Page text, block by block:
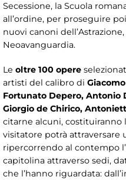
Secessione, la Scuola
all’ordine, per proseguire
nuovi canoni
Neoavanguardia.
Le oltre 100 opere
artisti del calibro di
Fortunato Depero, Antonio
Giorgio de Chirico,
citarne alcuni, costituiranno
visitatore potrà attraversare
ripercorrendo al contempo
capitolina attraverso sedi,
che l’hanno riguardata: